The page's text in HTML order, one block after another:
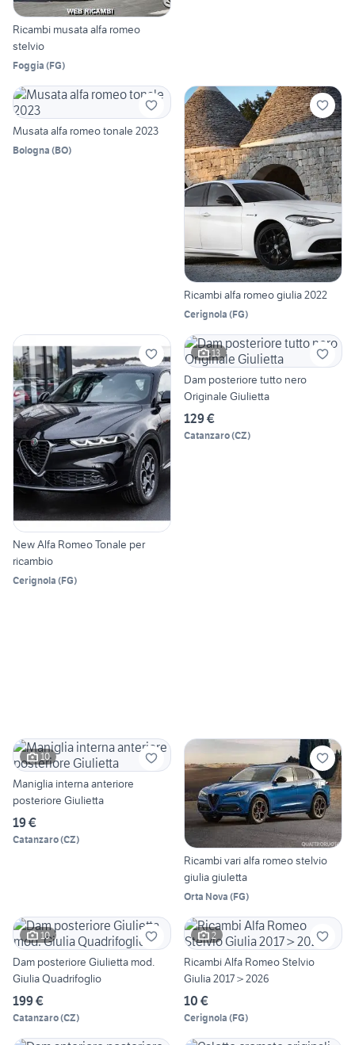
Ricambi musata alfa romeo
stelvio
Foggia (FG)
Musata alfa romeo tonale 2023
Bologna (BO)
Ricambi alfa romeo giulia 2022
Cerignola (FG)
New Alfa Romeo Tonale per
ricambio
Cerignola (FG)
13
Dam posteriore tutto nero
Originale Giulietta
129 €
Catanzaro(CZ)
10
Maniglia interna anteriore
posteriore Giulietta
19 €
Catanzaro(CZ)
Ricambi vari alfa romeo stelvio
giulia giuletta
Orta Nova (FG)
10
Dam posteriore Giulietta mod.
Giulia Quadrifoglio
199 €
Catanzaro(CZ)
2
Ricambi Alfa Romeo Stelvio
Giulia 2017 > 2026
10 €
Cerignola (FG)